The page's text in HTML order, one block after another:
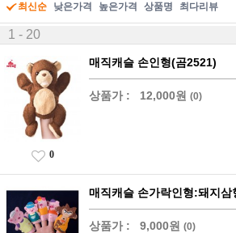
최신순 낮은가격 높은가격 상품명 최다리뷰
1 - 20
매직캐슬 손인형(곰2521)
상품가 : 12,000원 (0)
0
매직캐슬 손가락인형:돼지삼
상품가 : 9,000원 (0)